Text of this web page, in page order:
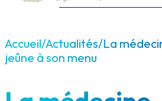
Accueil/Actualités/La
jeûne à son menu